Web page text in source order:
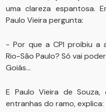
uma clareza espantosa.
Paulo Vieira pergunta:
- Por que a CPI proibiu a
Rio-São Paulo? Só vai
Goiás…
E Paulo Vieira de Souza,
entranhas do ramo, explica: